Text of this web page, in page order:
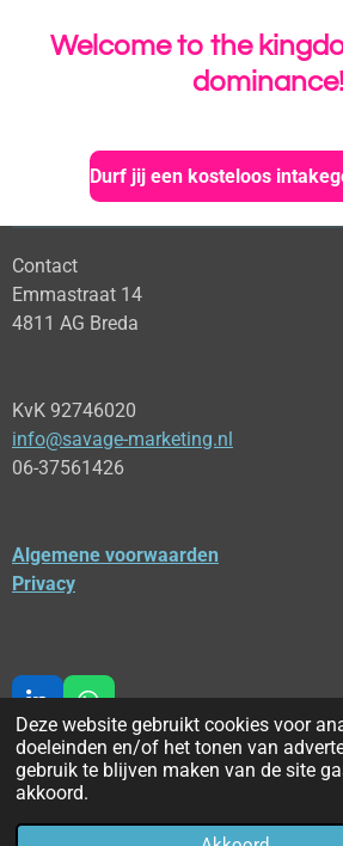
Deze website gebruikt cookies voor
doeleinden en/of het tonen van
gebruik te blijven maken van de site
akkoord.
Welcome to the
dominance!
Durf jij een kosteloos
Contact
Emmastraat 14
4811 AG Breda
KvK 92746020
info@savage-marketing.nl
06-37561426
Algemene voorwaarden
Privacy
i
n
k
e
d
h
a
t
s
A
© 2026SAVAGE MARKETING